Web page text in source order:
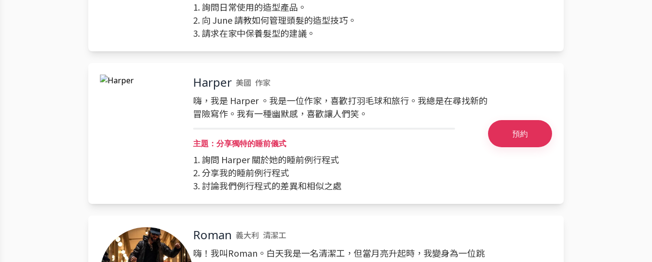
1. 詢問日常使用的造型產品。
2. 向 June 請教如何管理頭髮的造型技巧。
3. 請求在家中保養髮型的建議。
Harper 美國 作家
嗨，我是 Harper 。我是一位作家，喜歡打羽毛球和旅行。我總是在尋找新的
冒險寫作。我有一種幽默感，喜歡讓人們笑。
主題：分享獨特的睡前儀式
1. 詢問 Harper 關於她的睡前例行程式
2. 分享我的睡前例行程式
3. 討論我們例行程式的差異和相似之處
預約
Roman 義大利 清潔工
嗨！我叫Roman。白天我是一名清潔工，但當月亮升起時，我變身為一位跳